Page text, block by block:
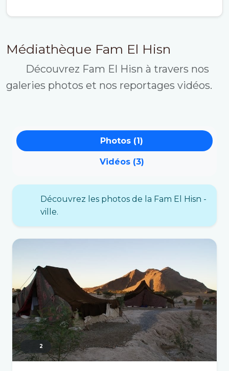
Médiathèque Fam El Hisn
Découvrez Fam El Hisn à travers nos
galeries photos et nos reportages vidéos.
Photos (1)
Vidéos (3)
Découvrez les photos de la Fam El Hisn -
ville.
2